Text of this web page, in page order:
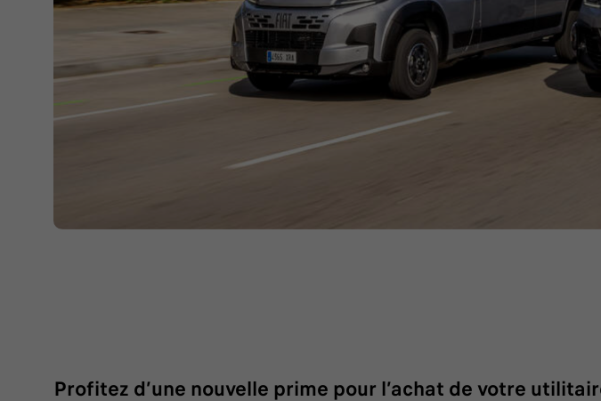
Profitez d’une nouvelle prime pour l’achat de votre